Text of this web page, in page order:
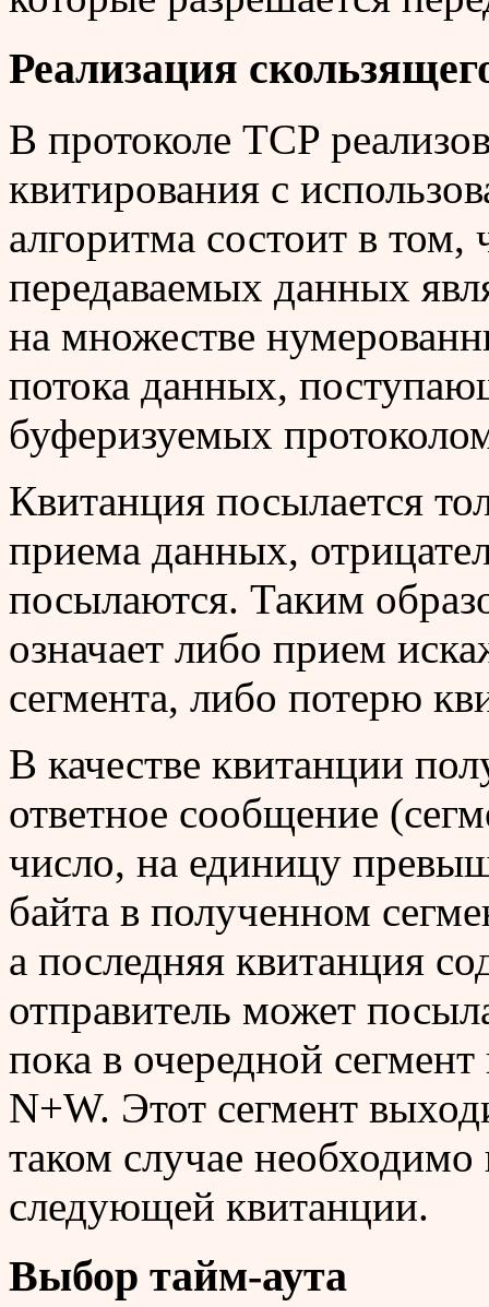
Реализация
В протоколе TCP
квитирования с
алгоритма состоит в том,
передаваемых данных
на множестве
потока данных,
буферизуемых
Квитанция посылается
приема данных,
посылаются. Таким
означает либо прием
сегмента, либо потерю
В качестве квитанции
ответное сообщение
число, на единицу
байта в полученном
а последняя квитанция
отправитель может
пока в очередной
N+W. Этот сегмент
таком случае
следующей квитанции.
Выбор тайм-аута